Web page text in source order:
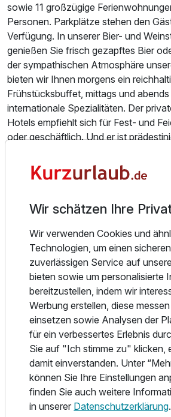
Ausstattung
Für 3 Tage
sowie 11 großzügige
Personen. Parkplätze stehen den
Verfügung. In unserer Bier- und
genießen Sie frisch gezapftes Bier
der sympathischen Atmosphäre
bieten wir Ihnen morgens ein
Frühstücksbuffet, mittags und
internationale Spezialitäten. Der
Hotels empfiehlt sich für Fest- und
oder geschäftlich. Und er ist
gefordert oder gefördert werden. Da
Vergnügen.
Für abwechslungsreiche Freizeit ist
gemeinsam im Arrangement, denn die
ermuntert zum Mitmachen.
Saunavergnügen, Wandern oder mit
Landschaft entdecken. Los geht's!
Dem Rheinländer wird bekanntlich
nachgesagt und so finden im
ganze Jahr über gesellige
traditionellen rheinischen Karneval,
"Rhein in Flammen" über das
Woche bis hin zum Zwiebelmarkt, ist
etwas los. Weinfeste sind im Herbst
umliegende Dörfer.
Wir schätzen Ihre
Wir verwenden Cookies und
Technologien, um einen
zuverlässigen Service auf
bieten sowie um personalisierte
bereitzustellen, indem wir
Werbung erstellen, diese
einsetzen sowie Analysen der
für ein verbessertes Erlebnis
Sie auf "Ich stimme zu" klicken,
damit einverstanden. Unter
können Sie Ihre Einstellungen
finden Sie auch weitere
in unserer Datenschutzerklärung.